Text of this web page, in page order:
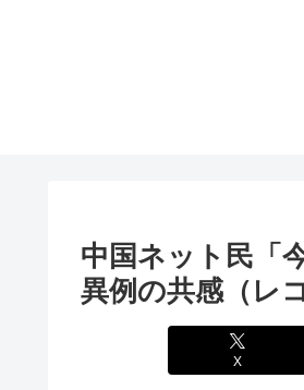
中国ネット民「
異例の共感（レ
X